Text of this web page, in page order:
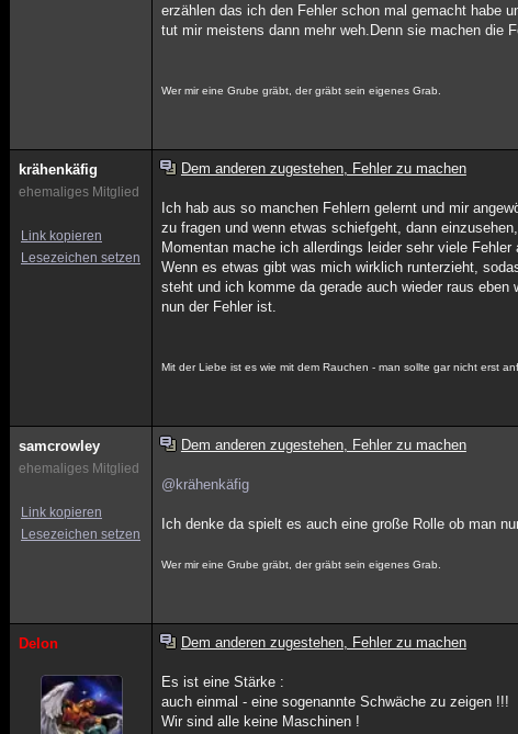
erzählen das ich den Fehler schon mal gemacht habe
tut mir meistens dann mehr weh.Denn sie machen die
Wer mir eine Grube gräbt, der gräbt sein eigenes Grab.
krähenkäfig
ehemaliges Mitglied
Link kopieren
Lesezeichen setzen
Dem anderen zugestehen, Fehler zu machen
Ich hab aus so manchen Fehlern gelernt und mir
zu fragen und wenn etwas schiefgeht, dann
Momentan mache ich allerdings leider sehr viele
Wenn es etwas gibt was mich wirklich runterzieht,
steht und ich komme da gerade auch wieder raus
nun der Fehler ist.
Mit der Liebe ist es wie mit dem Rauchen - man sollte gar nicht erst
samcrowley
ehemaliges Mitglied
Link kopieren
Lesezeichen setzen
Dem anderen zugestehen, Fehler zu machen
@krähenkäfig
Ich denke da spielt es auch eine große Rolle ob man
Wer mir eine Grube gräbt, der gräbt sein eigenes Grab.
Delon Dem anderen zugestehen, Fehler zu machen
Es ist eine Stärke :
auch einmal - eine sogenannte Schwäche zu zeigen !!!
Wir sind alle keine Maschinen !